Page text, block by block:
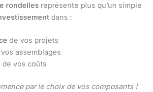
rondelles représente plus qu’un simple
dans :
de vos projets
assemblages
de vos coûts
par le choix de vos composants !